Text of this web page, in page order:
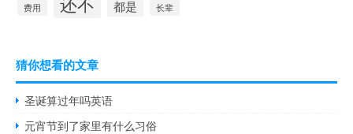
费用 都是 长辈
猜你想看的文章
圣诞算过年吗英语
元宵节到了家里有什么习俗